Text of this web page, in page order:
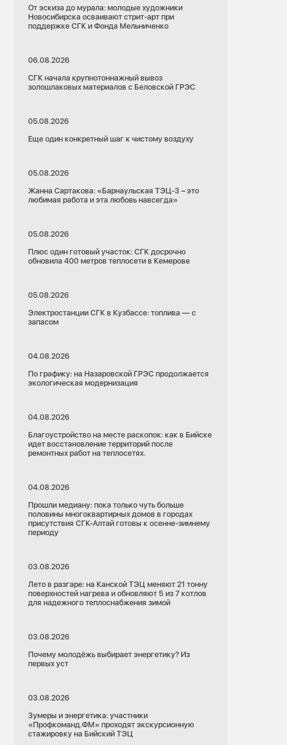
От эскиза до мурала: молодые художники
Новосибирска осваивают стрит-арт при
поддержке СГК и Фонда Мельниченко
06.08.2026
СГК начала крупнотоннажный вывоз
золошлаковых материалов с Беловской ГРЭС
05.08.2026
Еще один конкретный шаг к чистому воздуху
05.08.2026
Жанна Сартакова: «Барнаульская ТЭЦ-3 – это
любимая работа и эта любовь навсегда»
05.08.2026
Плюс один готовый участок: СГК досрочно
обновила 400 метров теплосети в Кемерове
05.08.2026
Электростанции СГК в Кузбассе: топлива — с
запасом
04.08.2026
По графику: на Назаровской ГРЭС продолжается
экологическая модернизация
04.08.2026
Благоустройство на месте раскопок: как в Бийске
идет восстановление территорий после
ремонтных работ на теплосетях.
04.08.2026
Прошли медиану: пока только чуть больше
половины многоквартирных домов в городах
присутствия СГК-Алтай готовы к осенне-зимнему
периоду
03.08.2026
Лето в разгаре: на Канской ТЭЦ меняют 21 тонну
поверхностей нагрева и обновляют 5 из 7 котлов
для надежного теплоснабжения зимой
03.08.2026
Почему молодёжь выбирает энергетику? Из
первых уст
03.08.2026
Зумеры и энергетика: участники
«Профкоманд.ФМ» проходят экскурсионную
стажировку на Бийский ТЭЦ